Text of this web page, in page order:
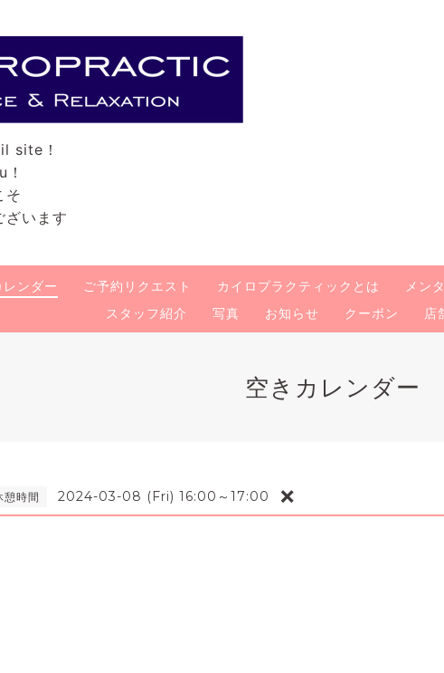
site！
そ
ざいます
レンダー ご予約リクエスト カイロプラクティックとは メン
スタッフ紹介
写真 お知らせ クーポン 店
空きカレンダー
憩時間 2024-03-08 (Fri) 16:00～17:00 ❌